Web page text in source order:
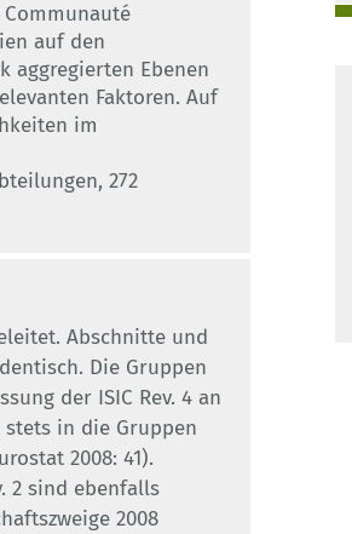
auf den
aggregierten Ebenen
Faktoren. Auf
im
272
Abschnitte und
Die Gruppen
der ISIC Rev. 4 an
stets in die Gruppen
2008: 41).
2 sind ebenfalls
2008